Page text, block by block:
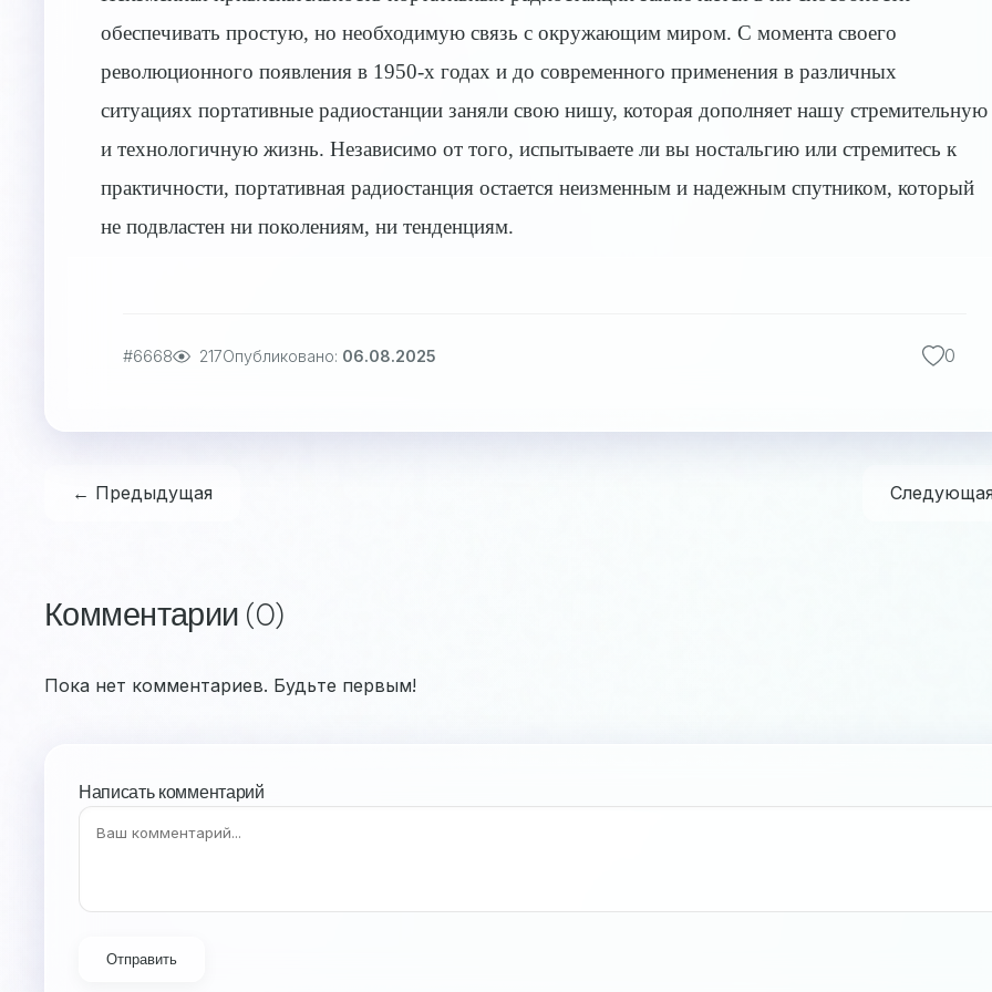
обеспечивать простую, но необходимую связь с окружающим миром. С момента своего
революционного появления в 1950-х годах и до современного применения в различных
ситуациях портативные радиостанции заняли свою нишу, которая дополняет нашу стремительную
и технологичную жизнь. Независимо от того, испытываете ли вы ностальгию или стремитесь к
практичности, портативная радиостанция остается неизменным и надежным спутником, который
не подвластен ни поколениям, ни тенденциям.
#6668 217Опубликовано: 06.08.2025 0
← Предыдущая
Комментарии (0)
Пока нет комментариев. Будьте первым!
Написать комментарий
Отправить